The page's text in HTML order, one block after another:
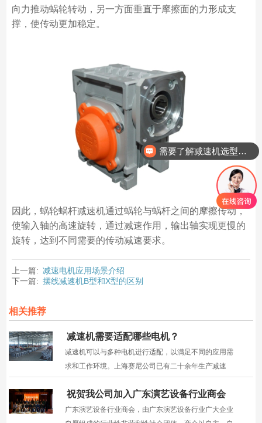
向力推动蜗轮转动，另一方面垂直于摩擦面的力形成支
撑，使传动更加稳定。
因此，蜗轮蜗杆减速机通过蜗轮与蜗杆之间的摩擦传动，
使输入轴的高速旋转，通过减速作用，输出轴实现更慢的
旋转，达到不同需要的传动减速要求。
上一篇: 减速电机应用场景介绍
下一篇: 摆线减速机B型和X型的区别
相关推荐
减速机需要适配哪些电机？
减速机可以与多种电机进行适配，以满足不同的应用需
求和工作环境。上海赛尼公司已有二十余年生产减速
支持。
祝贺我公司加入广东演艺设备行业商会
广东演艺设备行业商会，由广东演艺设备行业广大企业
需要了解减速机选型情况？